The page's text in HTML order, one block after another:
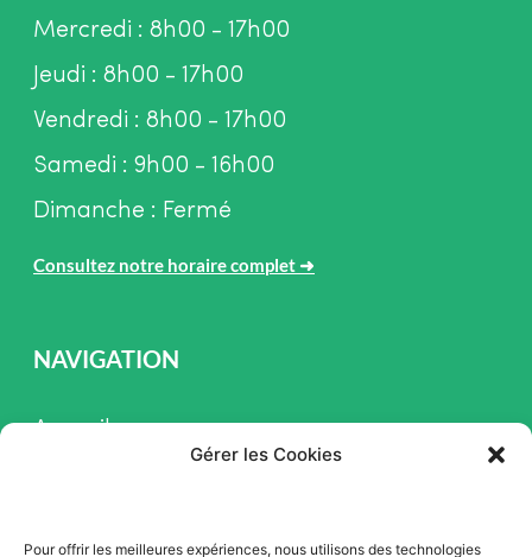
Gérer les Cookies
Pour offrir les meilleures expériences, nous utilisons des technologies
Mercredi : 8h00 - 17h00
Jeudi : 8h00 - 17h00
Vendredi : 8h00 - 17h00
Samedi : 9h00 - 16h00
Dimanche : Fermé
Consultez notre horaire complet ➜
NAVIGATION
Accueil